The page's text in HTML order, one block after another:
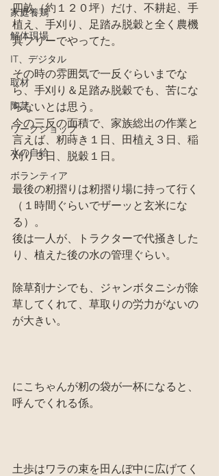
家庭養鶏
解体現場
IT、デジタル
取材
陶芸
ワークショップ
水の自給
ボランティア
四畝（約１２０坪）だけ、不耕起、手
植え、手刈り、足踏み脱穀と全く農機
具フリーでやってた。
その時の雰囲気で一反ぐらいまでな
ら、手刈り＆足踏み脱穀でも、苦にな
らないとは思う。
今の三反の面積で、家族総出の作業と
言えば、籾蒔き１日、田植え３日、稲
刈り３日、脱穀１日。
最後の籾摺りは籾摺り場に持って行く
（１時間ぐらいでザーッと玄米にな
る）。
後は一人が、トラクターで代掻きした
り、植えた後の水の管理ぐらい。
除草剤ナシでも、ジャンボタニシが除
草してくれて、草取りの労力がないの
が大きい。
にこちゃんが籾の袋が一杯になると、
呼んでくれる係。
土歩はワラの束を田んぼ中に広げてく